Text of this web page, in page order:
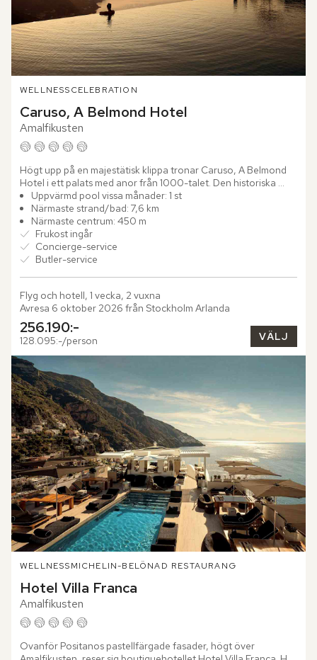
WELLNESSCELEBRATION
Caruso, A Belmond Hotel
Amalfikusten
Högt upp på en majestätisk klippa tronar Caruso, A Belmond
Hotel i ett palats med anor från 1000-talet. Den historiska
byggnaden, som enligt legenden uppfördes som ett tecken
på...
Uppvärmd pool vissa månader: 1 st
Närmaste strand/bad: 7,6 km
Närmaste centrum: 450 m
Frukost ingår
Concierge-service
Butler-service
Flyg och hotell, 1 vecka, 2 vuxna
Avresa 6 oktober 2026 från Stockholm Arlanda
256.190:-
128.095:-/person VÄLJ
WELLNESSMICHELIN-BELÖNAD RESTAURANG
Hotel Villa Franca
Amalfikusten
Ovanför Positanos pastellfärgade fasader, högt över